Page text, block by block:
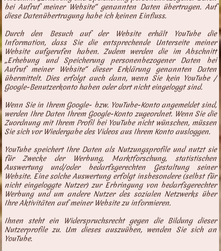
bei Aufruf meiner Website“ genannten Daten übertragen. Auf
diese Datenübertragung habe ich keinen Einfluss.
Durch den Besuch auf der Website erhält YouTube die
Information, dass Sie die entsprechende Unterseite meiner
Website aufgerufen haben. Zudem werden die im Abschnitt
„Erhebung und Speicherung personenbezogener Daten bei
Aufruf meiner Website“ dieser Erklärung genannten Daten
übermittelt. Dies erfolgt auch dann, wenn Sie kein YouTube /
Google-Benutzerkonto haben oder dort nicht eingeloggt sind.
Wenn Sie in Ihrem Google- bzw. YouTube-Konto angemeldet sind,
werden Ihre Daten Ihrem Google-Konto zugeordnet. Wenn Sie die
Zuordnung mit Ihrem Profil bei YouTube nicht wünschen, müssen
Sie sich vor Wiedergabe des Videos aus Ihrem Konto ausloggen.
YouTube speichert Ihre Daten als Nutzungsprofile und nutzt sie
für Zwecke der Werbung, Marktforschung, statistischen
Auswertung und/oder bedarfsgerechten Gestaltung seiner
Website. Eine solche Auswertung erfolgt insbesondere (selbst für
nicht eingeloggte Nutzer) zur Erbringung von bedarfsgerechter
Werbung und um andere Nutzer des sozialen Netzwerks über
Ihre Aktivitäten auf meiner Website zu informieren.
Ihnen steht ein Widerspruchsrecht gegen die Bildung dieser
Nutzerprofile zu. Um dieses auszuüben, wenden Sie sich an
YouTube.